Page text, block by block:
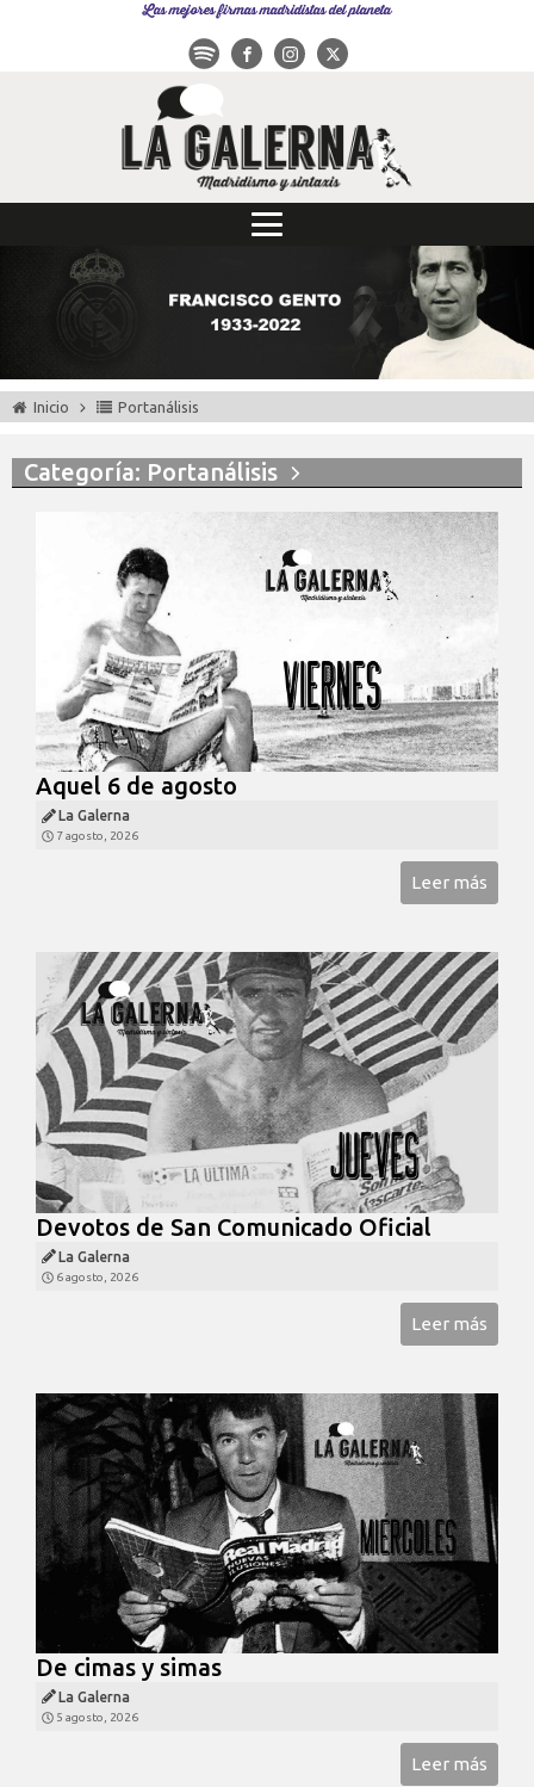
Las mejores firmas madridistas del planeta
Inicio Portanálisis
Categoría: Portanálisis
Aquel 6 de agosto
La Galerna
7 agosto, 2026
Leer más
Devotos de San Comunicado Oficial
La Galerna
6 agosto, 2026
Leer más
De cimas y simas
La Galerna
5 agosto, 2026
Leer más